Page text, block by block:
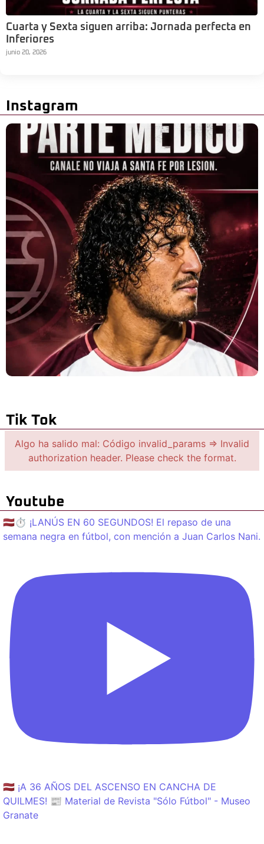
Cuarta y Sexta siguen arriba: Jornada perfecta en
Inferiores
junio 20, 2026
Instagram
Tik Tok
Algo ha salido mal: Código invalid_params => Invalid
authorization header. Please check the format.
Youtube
🇱🇻⏱️ ¡LANÚS EN 60 SEGUNDOS! El repaso de una
semana negra en fútbol, con mención a Juan Carlos Nani.
🇱🇻 ¡A 36 AÑOS DEL ASCENSO EN CANCHA DE
QUILMES! 📰 Material de Revista "Sólo Fútbol" - Museo
Granate